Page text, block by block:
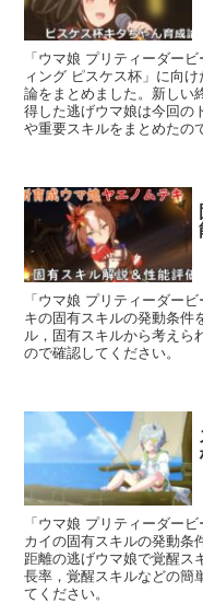
「ウマ娘 プリティーダー
ィング ピスケス杯」に向
論をまとめました。新しい
得した逃げウマ娘は今回の
や重要スキルをまとめたの
「ウマ娘 プリティーダー
キの固有スキルの発動条件
ル，固有スキルから考えら
ので確認してください。
「ウマ娘 プリティーダー
カイの固有スキルの発動条
距離の逃げウマ娘で覚醒ス
長率，覚醒スキルなどの簡
てください。